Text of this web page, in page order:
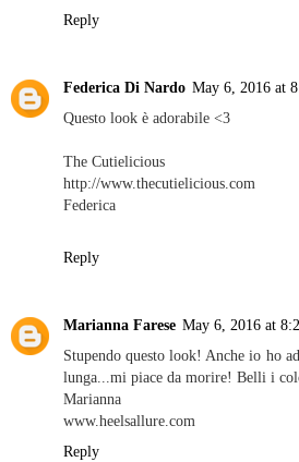
Reply
Federica Di Nardo May 6, 2016 at
Questo look è adorabile <3
The Cutielicious
http://www.thecutielicious.com
Federica
Reply
Marianna Farese May 6, 2016 at
Stupendo questo look! Anche io ho
lunga...mi piace da morire! Belli i
Marianna
www.heelsallure.com
Reply